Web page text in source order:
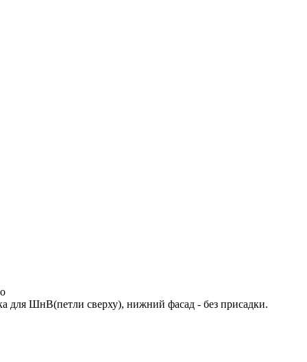
для ШнВ(петли сверху), нижний фасад - без присадки.